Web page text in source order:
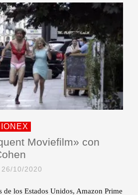
Moviefilm» con
26/10/2020
de los Estados Unidos, Amazon Prime